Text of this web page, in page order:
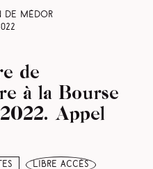
de Médor
libre accès
de
à la Bourse
Appel